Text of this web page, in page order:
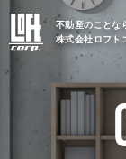
不動産のことな
株式会社ロフト
GARAGE
G BASE